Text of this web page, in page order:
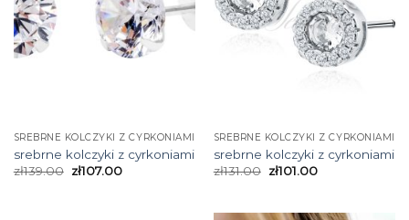
SREBRNE KOLCZYKI Z CYRKONIAMI
srebrne kolczyki z cyrkoniami
zł139.00 zł107.00
SREBRNE KOLCZYKI Z CYRKONIAMI
srebrne kolczyki z cyrkoniami
zł131.00 zł101.00